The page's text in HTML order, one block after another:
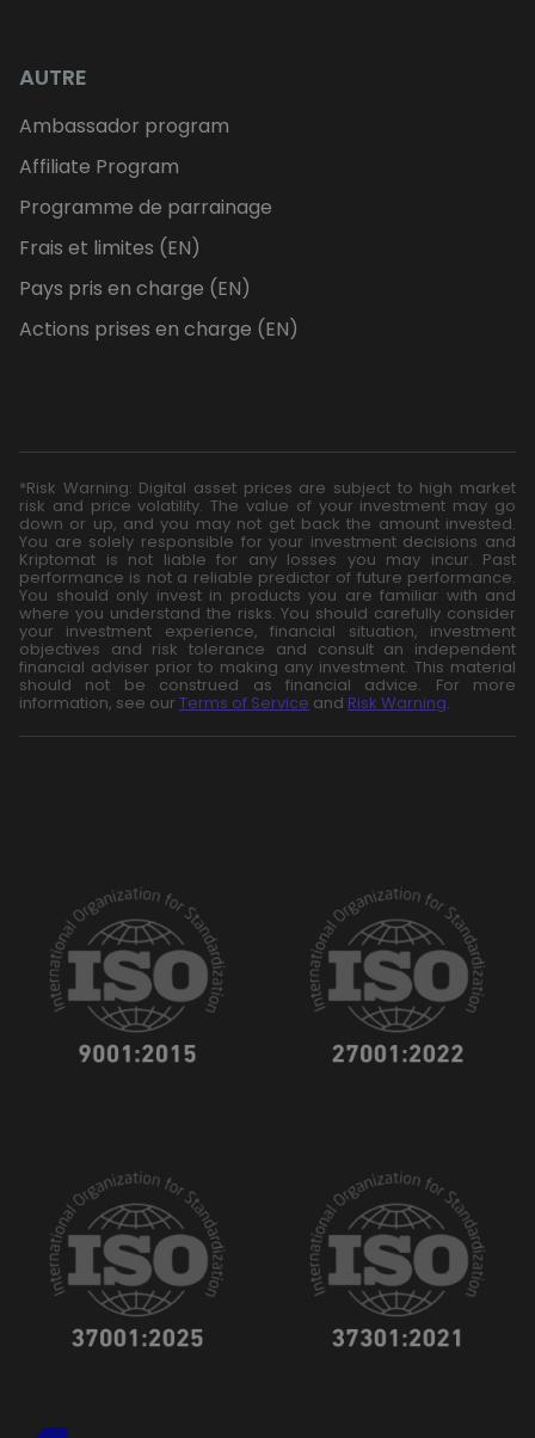
AUTRE
Ambassador program
Affiliate Program
Programme de parrainage
Frais et limites (EN)
Pays pris en charge (EN)
Actions prises en charge (EN)
*Risk Warning: Digital asset prices are subject to high market
risk and price volatility. The value of your investment may go
down or up, and you may not get back the amount invested.
You are solely responsible for your investment decisions and
Kriptomat is not liable for any losses you may incur. Past
performance is not a reliable predictor of future performance.
You should only invest in products you are familiar with and
where you understand the risks. You should carefully consider
your investment experience, financial situation, investment
objectives and risk tolerance and consult an independent
financial adviser prior to making any investment. This material
should not be construed as financial advice. For more
information, see our Terms of Service and Risk Warning.